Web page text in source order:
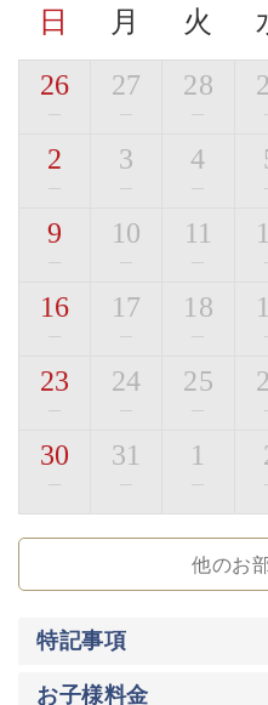
■展望露天風呂
神秘的な諏訪湖を眺めなが
ただけます。
旬の美味しく安全な食材を
供いたします。
自信を持って提供できる調
ます。
※苦手なものやアレルギー
※当館のお食事は2泊目ま
職人が手間暇かけたお食事
地場の旨味、和の旨味で寛
季節ごとに変わる名物の土
日 月 火
26
—
27
—
28
—
2
—
3
—
4
—
9
—
10
—
11
—
16
—
17
—
18
—
23
—
24
—
25
—
30
—
31
—
1
—
他のお
特記事項
お子様料金